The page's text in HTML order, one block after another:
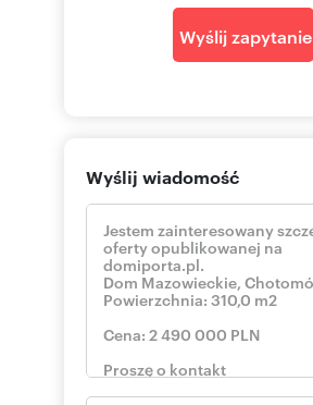
Wyślij zapytanie
Wyślij wiadomość